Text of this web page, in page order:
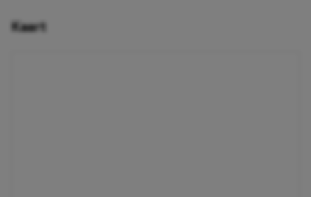
Kaart